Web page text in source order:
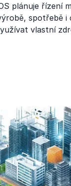
plánuje řízení
spotřebě i
vlastní